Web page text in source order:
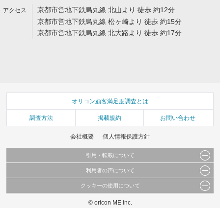
京都市営地下鉄烏丸線 北山より 徒歩 約12分
京都市営地下鉄烏丸線 松ヶ崎より 徒歩 約15分
京都市営地下鉄烏丸線 北大路より 徒歩 約17分
オリコン顧客満足度調査とは
調査方法 掲載規約 お問い合わせ
会社概要 個人情報保護方針
引用・転載について
当サイトで公開されている情報（文字、写真、イラスト、画像データ等）及びこれらの配
これらの情報を権利者の許可なく無断転載・複製などの二次利用を行うことは固く禁じて
利用者の声について
当サイトに掲載している内容はすべてサービスの利用者が提出された見解・感想です。
弊社の見解・ 意見ではないことをご理解いただいた上でご覧ください。
クッキーの使用について
このサイトでは Cookie を使用して、ユーザーに合わせたコンテンツや広告の表示、ソー
© oricon ME inc.